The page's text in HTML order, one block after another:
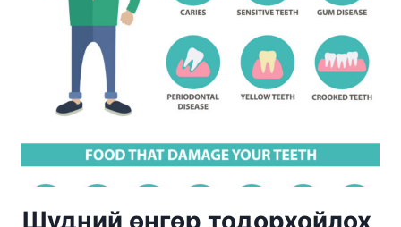
Шүдний өнгөр тодорхойлох